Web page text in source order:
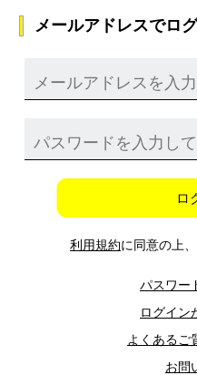
メールアドレスでロ
ロ
利用規約に同意の上
パスワー
ログイン
よくあるご
お問